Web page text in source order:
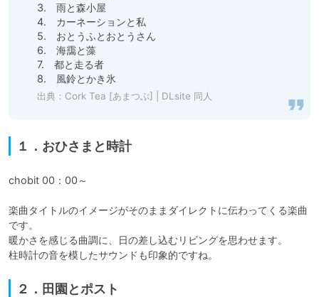
3.　雨と森小屋
4.　カーネーションと私
5.　おとうふとおとうさん
6.　海靄と藻
7.　都と走る者
8.　風鈴とかき氷
出典： Cork Tea [あまつぶ] | DLsite 同人
１．おひさまと時計
chobit 00：00～
楽曲タイトルのイメージがそのままダイレクトに伝わってくる楽曲
です。
暖かさを感じる曲調に、日の差し込むリビングを思わせます。
柱時計の音を模したサウンドも印象的ですね。
２．田園とポスト